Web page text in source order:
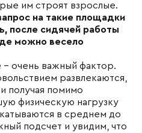
им строят взрослые.
на такие площадки
после сидячей работы
можно весело
- очень важный фактор.
развлекаются,
получая помимо
физическую нагрузку
в среднем до
подсчет и увидим, что